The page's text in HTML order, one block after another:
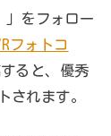
」をフォロー
フォトコ
ると、優秀
されます。